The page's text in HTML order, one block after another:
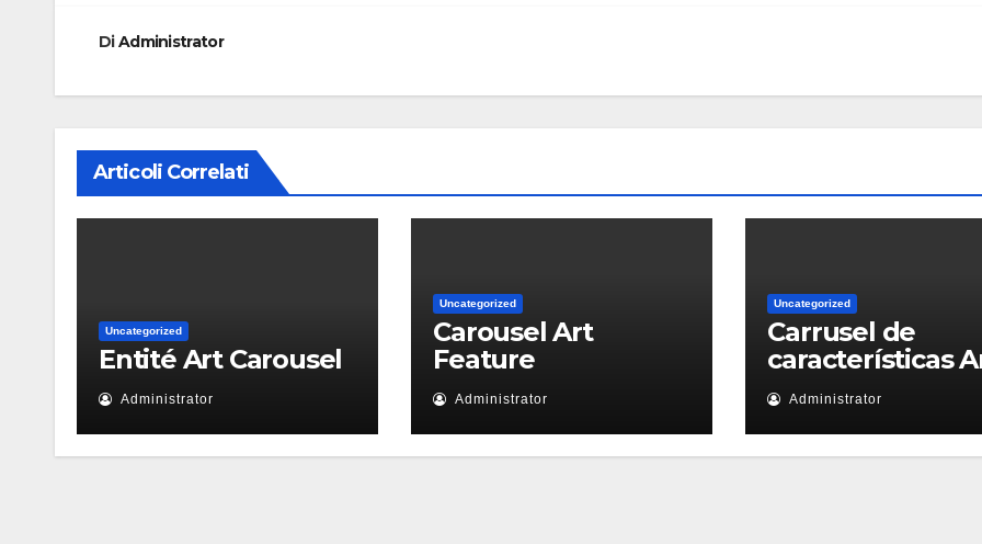
DiAdministrator
Articoli Correlati
Uncategorized
Entité Art Carousel
Administrator
Uncategorized
Carousel Art
Feature
Administrator
Uncategorized
Carrusel de
características
Administrator